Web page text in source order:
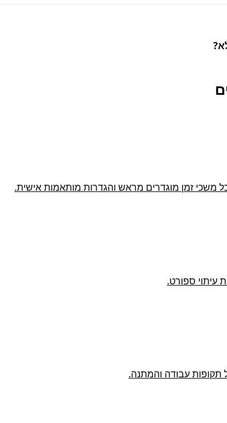
משכי זמן מוגדרים מראש והגדרות מותאמות אישית.
עיתוי ספורט.